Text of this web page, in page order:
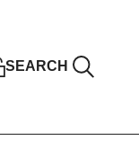
SEARCH